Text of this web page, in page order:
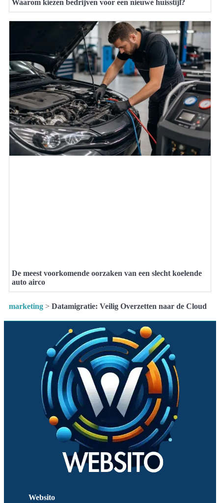
Waarom kiezen bedrijven voor een nieuwe huisstijl?
De meest voorkomende oorzaken van een slecht koelende
auto airco
marketing > Datamigratie: Veilig Overzetten naar de Cloud
Websito